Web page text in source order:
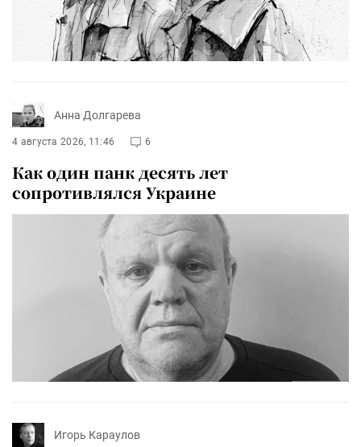
Анна Долгарева
4 августа 2026, 11:46 6
Как один панк десять лет
сопротивлялся Украине
Игорь Караулов